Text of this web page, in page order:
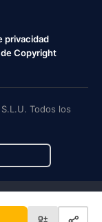
privacidad
Copyright
Todos los